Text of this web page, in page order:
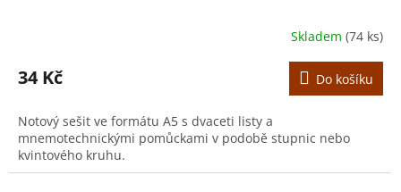
Skladem (74 ks)
34 Kč Do košíku
Notový sešit ve formátu A5 s dvaceti listy a
mnemotechnickými pomůckami v podobě stupnic nebo
kvintového kruhu.